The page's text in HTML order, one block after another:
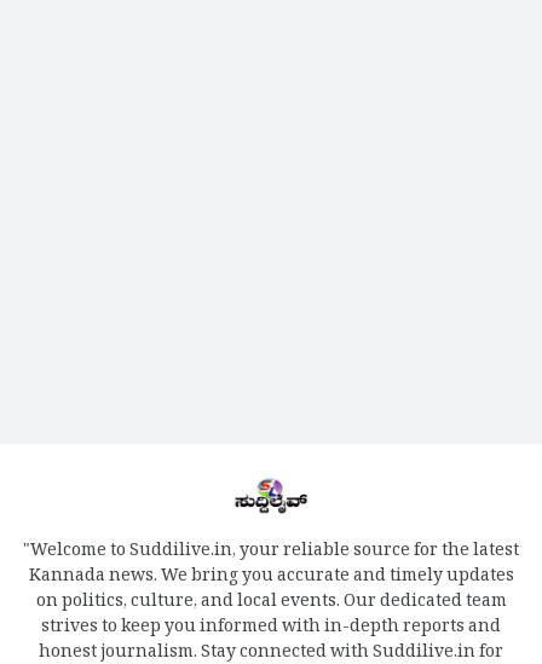
"Welcome to Suddilive.in, your reliable source for the latest
Kannada news. We bring you accurate and timely updates
on politics, culture, and local events. Our dedicated team
strives to keep you informed with in-depth reports and
honest journalism. Stay connected with Suddilive.in for